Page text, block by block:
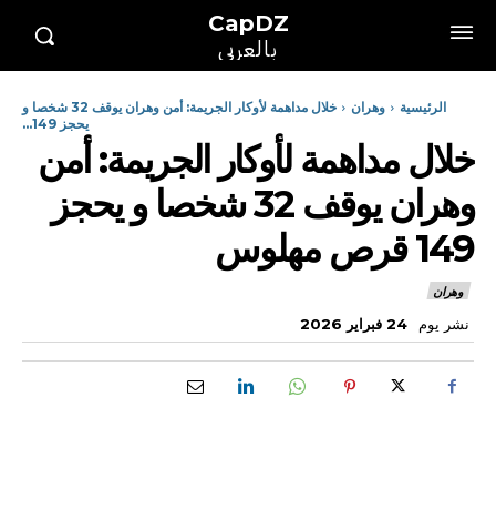
CapDZ
بالعربي
الرئيسية وهران
خلال مداهمة لأوكار الجريمة: أمن وهران يوقف 32 شخصا و
يحجز 149...
خلال مداهمة لأوكار الجريمة: أمن
وهران يوقف 32 شخصا و يحجز
149 قرص مهلوس
وهران
نشر يوم 24 فبراير 2026